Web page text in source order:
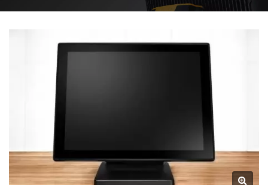
Hotellverksamhetseffektivitet
| En-Stop-Shop För POS-
Och Auto-ID-Lösningar |
FAMETECH INC